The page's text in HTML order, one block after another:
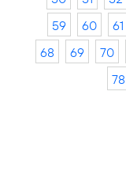
59
60 61
68
69 70
78